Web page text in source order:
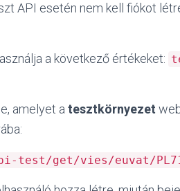
API esetén nem kell fiókot
a következő értékeket:
amelyet a tesztkörnyezet
test/get/vies/euvat/